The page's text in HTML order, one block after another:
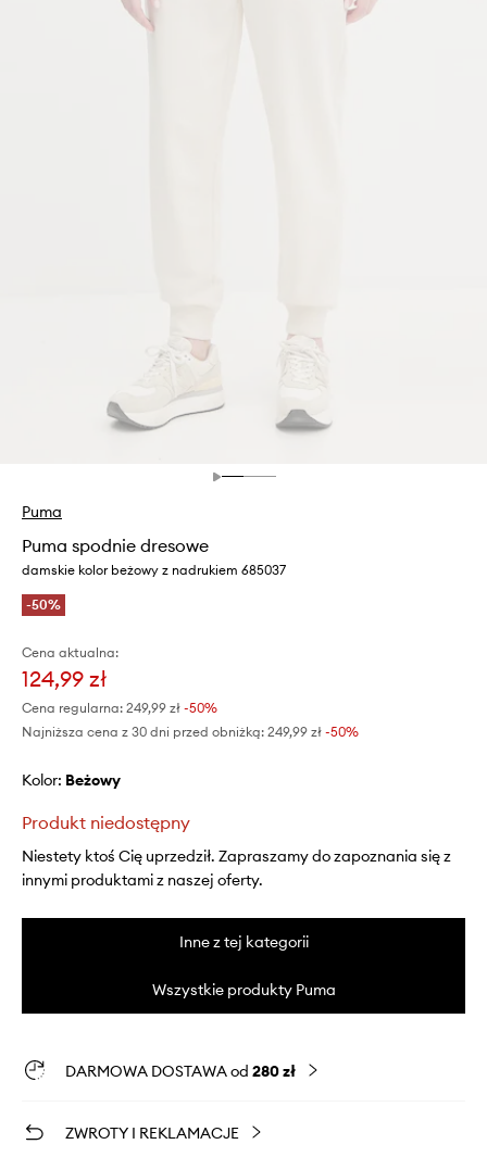
Puma
Puma spodnie dresowe
damskie kolor beżowy z nadrukiem 685037
-50%
Cena aktualna:
124,99 zł
Cena regularna: 249,99 zł -50%
Najniższa cena z 30 dni przed obniżką: 249,99 zł -50%
Kolor: beżowy
Produkt niedostępny
Niestety ktoś Cię uprzedził. Zapraszamy do zapoznania się z
innymi produktami z naszej oferty.
Inne z tej kategorii
Wszystkie produkty Puma
DARMOWA DOSTAWA od 280 zł
ZWROTY I REKLAMACJE